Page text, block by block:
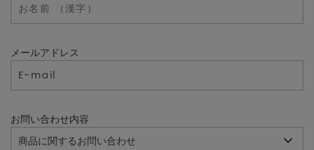
メールアドレス
お問い合わせ内容